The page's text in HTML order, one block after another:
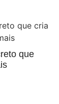
que